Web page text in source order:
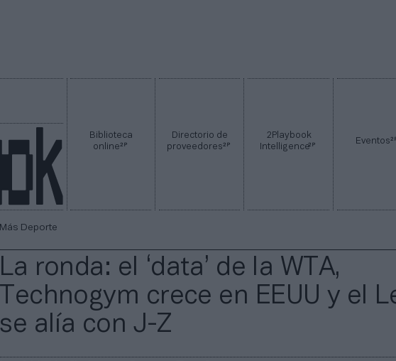
Biblioteca
online2P
Directorio de
proveedores2P
2Playbook
Intelligence2P Eventos
Más Deporte
La ronda: el ‘data’ de la WTA,
Technogym crece en EEUU y el
se alía con J-Z